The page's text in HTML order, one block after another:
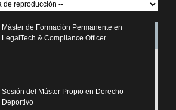
Máster de Formación Permanente en
LegalTech & Compliance Officer
Sesión del Máster Propio en Derecho
Deportivo